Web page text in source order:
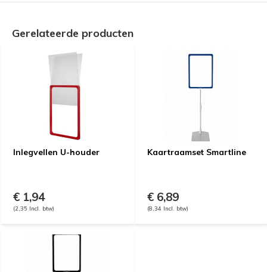
Gerelateerde producten
Inlegvellen U-houder
€ 1,94
(2,35 Incl. btw)
Kaartraamset Smartline
€ 6,89
(8,34 Incl. btw)